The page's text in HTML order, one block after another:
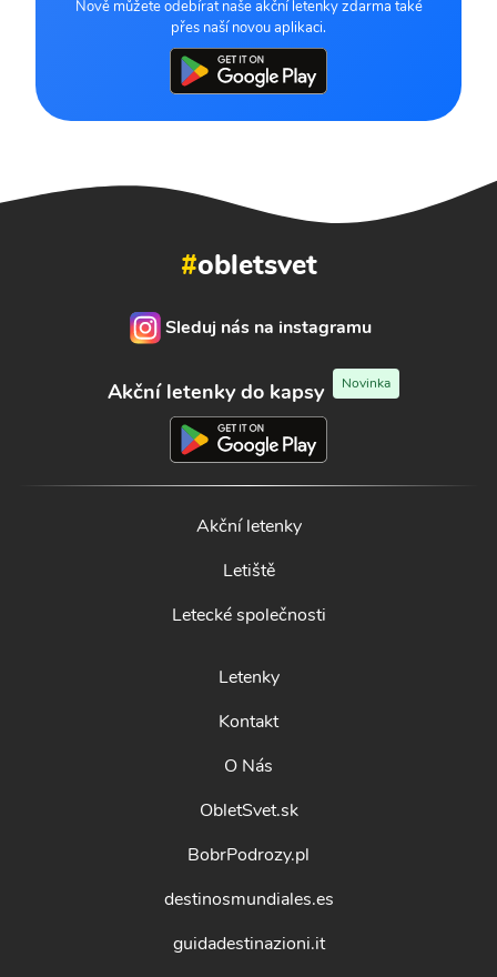
Nově můžete odebírat naše akční letenky zdarma také
přes naší novou aplikaci.
#obletsvet
Sleduj nás na instagramu
Akční letenky do kapsy Novinka
Akční letenky
Letiště
Letecké společnosti
Letenky
Kontakt
O Nás
ObletSvet.sk
BobrPodrozy.pl
destinosmundiales.es
guidadestinazioni.it